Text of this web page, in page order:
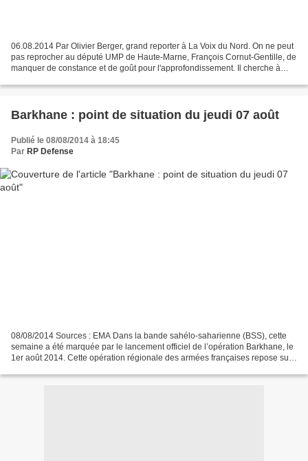
06.08.2014 Par Olivier Berger, grand reporter à La Voix du Nord. On ne peut
pas reprocher au député UMP de Haute-Marne, François Cornut-Gentille, de
manquer de constance et de goût pour l'approfondissement. Il cherche à
Barkhane : point de situation du jeudi 07 août
Publié le 08/08/2014 à 18:45
Par RP Defense
08/08/2014 Sources : EMA Dans la bande sahélo-saharienne (BSS), cette
semaine a été marquée par le lancement officiel de l’opération Barkhane, le
1er août 2014. Cette opération régionale des armées françaises repose sur